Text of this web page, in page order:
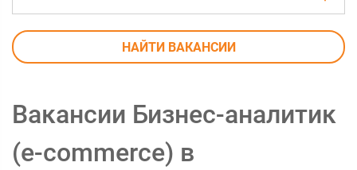
НАЙТИ ВАКАНСИИ
Вакансии Бизнес-аналитик
(e-commerce) в